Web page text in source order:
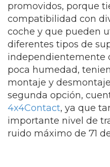
promovidos, porque
compatibilidad con
coche y que pueden
diferentes tipos de
independientemente
poca humedad,
montaje y
segunda opción,
4x4Contact, ya que
importante nivel de
ruido máximo de 71